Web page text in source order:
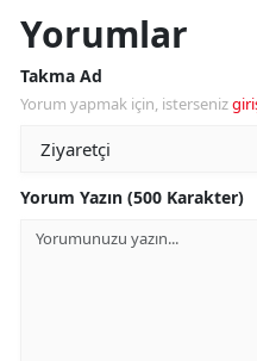
Yorumlar
Takma Ad
Yorum yapmak için, isterseniz
Yorum Yazın (500 Karakter)